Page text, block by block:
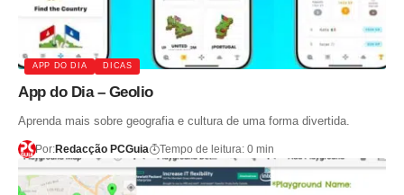
APP DO DIA DICAS
App do Dia – Geolio
Aprenda mais sobre geografia e cultura de uma forma divertida.
Por:Redacção PCGuia Tempo de leitura: 0 min